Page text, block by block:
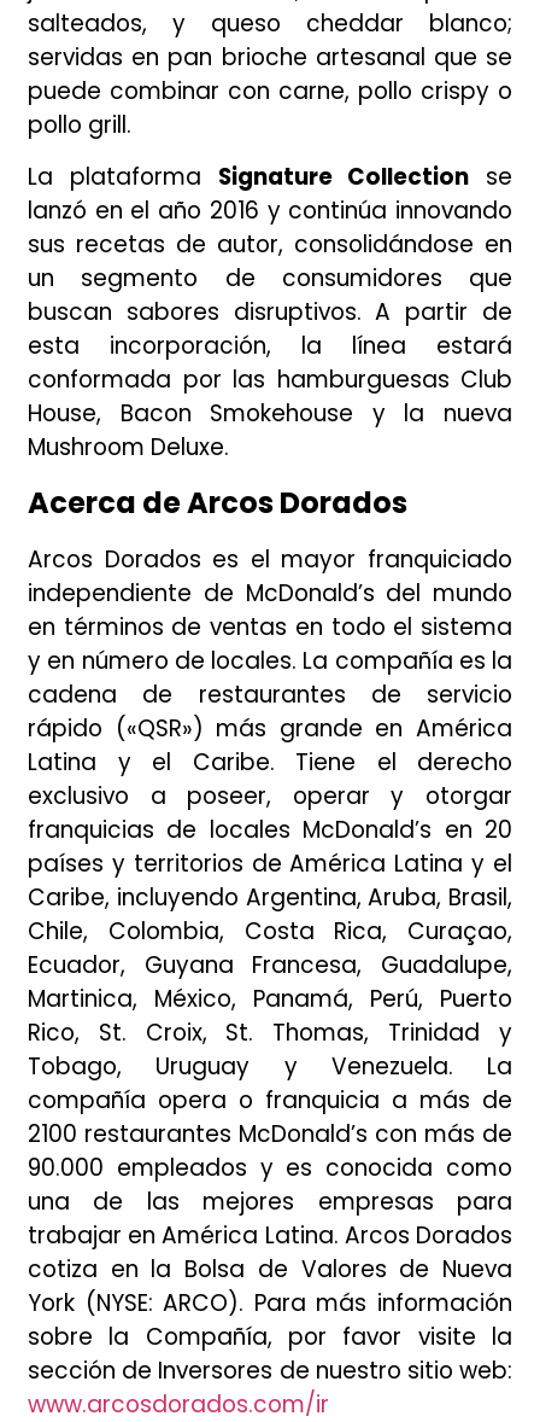
salteados, y queso cheddar blanco;
servidas en pan brioche artesanal que se
puede combinar con carne, pollo crispy o
pollo grill.
La plataforma Signature Collection se
lanzó en el año 2016 y continúa innovando
sus recetas de autor, consolidándose en
un segmento de consumidores que
buscan sabores disruptivos. A partir de
esta incorporación, la línea estará
conformada por las hamburguesas Club
House, Bacon Smokehouse y la nueva
Mushroom Deluxe.
Acerca de Arcos Dorados
Arcos Dorados es el mayor franquiciado
independiente de McDonald’s del mundo
en términos de ventas en todo el sistema
y en número de locales. La compañía es la
cadena de restaurantes de servicio
rápido («QSR») más grande en América
Latina y el Caribe. Tiene el derecho
exclusivo a poseer, operar y otorgar
franquicias de locales McDonald’s en 20
países y territorios de América Latina y el
Caribe, incluyendo Argentina, Aruba, Brasil,
Chile, Colombia, Costa Rica, Curaçao,
Ecuador, Guyana Francesa, Guadalupe,
Martinica, México, Panamá, Perú, Puerto
Rico, St. Croix, St. Thomas, Trinidad y
Tobago, Uruguay y Venezuela. La
compañía opera o franquicia a más de
2100 restaurantes McDonald’s con más de
90.000 empleados y es conocida como
una de las mejores empresas para
trabajar en América Latina. Arcos Dorados
cotiza en la Bolsa de Valores de Nueva
York (NYSE: ARCO). Para más información
sobre la Compañía, por favor visite la
sección de Inversores de nuestro sitio web:
www.arcosdorados.com/ir